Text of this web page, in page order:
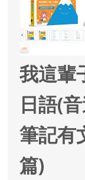
我這輩
日語(
筆記有
篇)